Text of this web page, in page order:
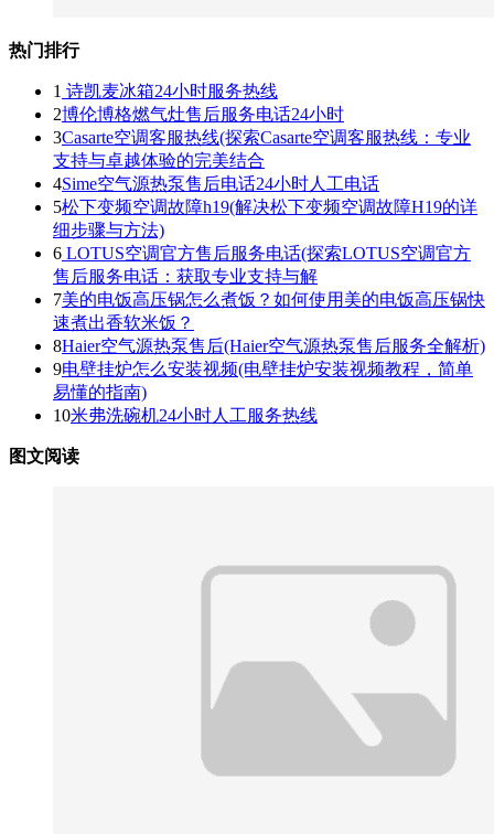
热门排行
1 诗凯麦冰箱24小时服务热线
2博伦博格燃气灶售后服务电话24小时
3Casarte空调客服热线(探索Casarte空调客服热线：专业
支持与卓越体验的完美结合
4Sime空气源热泵售后电话24小时人工电话
5松下变频空调故障h19(解决松下变频空调故障H19的详
细步骤与方法)
6 LOTUS空调官方售后服务电话(探索LOTUS空调官方
售后服务电话：获取专业支持与解
7美的电饭高压锅怎么煮饭？如何使用美的电饭高压锅快
速煮出香软米饭？
8Haier空气源热泵售后(Haier空气源热泵售后服务全解析)
9电壁挂炉怎么安装视频(电壁挂炉安装视频教程，简单
易懂的指南)
10米弗洗碗机24小时人工服务热线
图文阅读